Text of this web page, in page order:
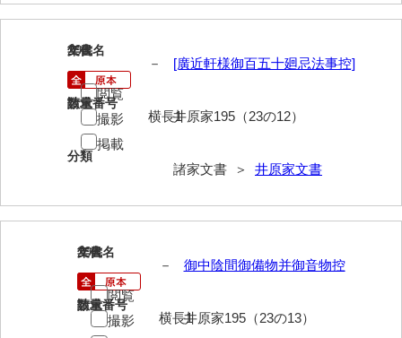
国司家文書
国光家文書
国守家文書
国行家文書
熊野家文書（防府市）
蔵田家文書
倉橋家文書
栗林家文書
296
文書名
[廣近軒様御百五十廻忌法事控]
請求番号
井原家195（23の12）
分類
諸家文書 ＞ 井原家文書
年代
－
数量
横長1
閲覧
撮影
掲載
297
文書名
御中陰間御備物并御音物控
請求番号
井原家195（23の13）
年代
－
数量
横長1
閲覧
撮影